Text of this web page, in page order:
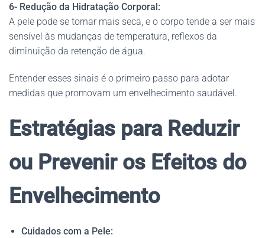
6- Redução da Hidratação Corporal:
A pele pode se tornar mais seca, e o corpo tende a ser mais
sensível às mudanças de temperatura, reflexos da
diminuição da retenção de água.
Entender esses sinais é o primeiro passo para adotar
medidas que promovam um envelhecimento saudável.
Estratégias para Reduzir
ou Prevenir os Efeitos do
Envelhecimento
Cuidados com a Pele: